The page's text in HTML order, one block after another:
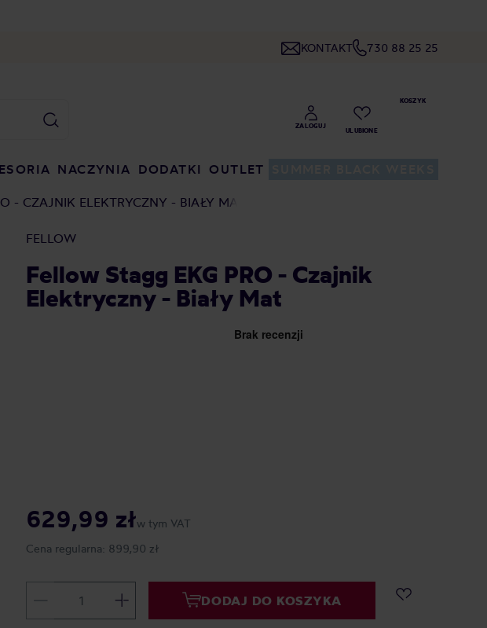
KONTAKT 730 88 25 25
NACZYNIA DODATKI OUTLET
- CZAJNIK ELEKTRYCZNY - BIAŁY MAT
FELLOW
Fellow Stagg EKG PRO - Czajnik
Elektryczny - Biały Mat
629,99 złw tym VAT
Cena regularna: 899,90 zł
DODAJ DO KOSZYKA